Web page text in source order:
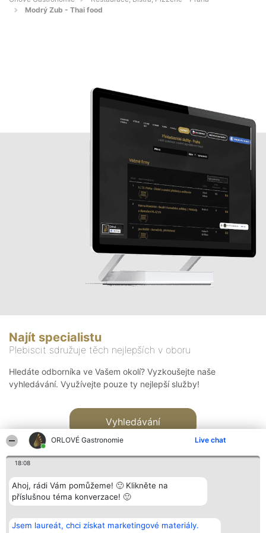
ORLOVÉ Gastronomie Live chat
18:08
Ahoj, rádi Vám pomůžeme! 🙂 Klikněte na
příslušnou téma konverzace! 🙂
Jsem laureát, chci získat marketingové materiály.
Modrý Zub - Thai food
Najít specialistu
Plebiscit sdružuje těch nejlepších v oboru
Hledáte odborníka ve Vašem okolí? Vyzkoušejte naše
vyhledávání. Využívejte pouze ty nejlepší služby!
Vyhledávání
Bright Side Solutions sp. z o.
o. sp. k.
Vítězové
Seznam všech
Kontakt